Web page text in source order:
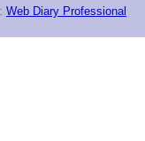
Web Diary Professional